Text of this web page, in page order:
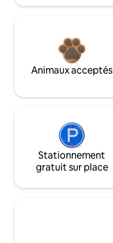
Animaux acceptés
Stationnement
gratuit sur place